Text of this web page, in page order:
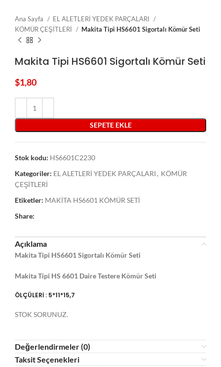
Ana Sayfa
EL ALETLERİ YEDEK PARÇALARI
KÖMÜR ÇEŞİTLERİ
Makita Tipi HS6601 Sigortalı Kömür Seti
Makita Tipi HS6601 Sigortalı Kömür Seti
$1,80
SEPETE EKLE
Stok kodu: HS6601C2230
Kategoriler: EL ALETLERİ YEDEK PARÇALARI , KÖMÜR
ÇEŞİTLERİ
Etiketler: MAKİTA HS6601 KÖMÜR SETİ
Share:
Açıklama
Makita Tipi HS6601 Sigortalı Kömür Seti
Makita Tipi HS 6601 Daire Testere Kömür Seti
ÖLÇÜLERİ : 5*11*15,7
STOK SORUNUZ.
Değerlendirmeler (0)
Taksit Seçenekleri